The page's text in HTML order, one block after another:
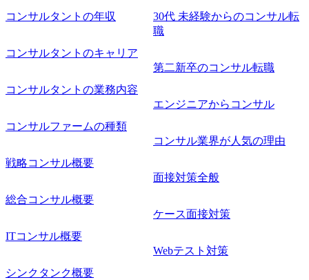
工程の経験 ・サブリーダー以上のマネジメント経験 ・お客
様との折衝経験、交渉経験 ・組織課題に対して主体的に業
務改善に取り組まれたご経験 ・アジャイル/スクラムへの興
味関心 ● 求める人物像 ・リーダーシップが取れる方/一人称
で主体的に動ける方 ・年齢にこだわらず、アドバイスを素
直に受け取れる方 ・推進力のある方
コンサルタントの年収
コンサルタントのキャリア
コンサルタントの業務内容
コンサルファームの種類
戦略コンサル概要
総合コンサル概要
ITコンサル概要
シンクタンク概要
30代 未経験からのコンサル転
職
第二新卒のコンサル転職
エンジニアからコンサル
コンサル業界が人気の理由
面接対策全般
ケース面接対策
Webテスト対策